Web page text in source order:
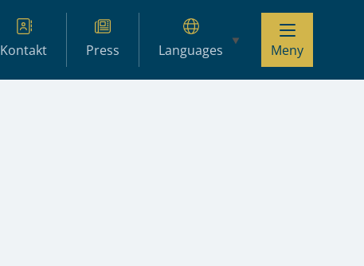
Kontakt Press Languages Meny